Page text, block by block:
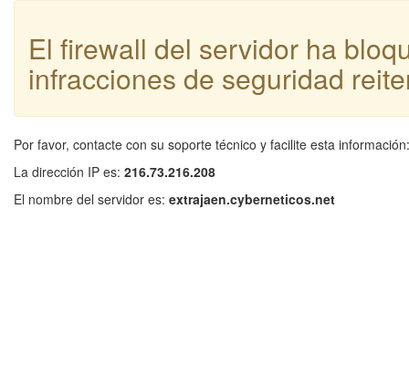
El firewall del servidor ha
infracciones de seguridad
Por favor, contacte con su soporte técnico y facilite esta información:
La dirección IP es: 216.73.216.208
El nombre del servidor es: extrajaen.cyberneticos.net